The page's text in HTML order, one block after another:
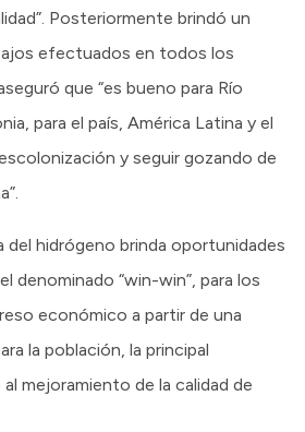
Posteriormente brindó un
efectuados en todos los
que “es bueno para Río
para el país, América Latina y el
y seguir gozando de
del hidrógeno brinda oportunidades
denominado “win-win”, para los
económico a partir de una
la población, la principal
mejoramiento de la calidad de